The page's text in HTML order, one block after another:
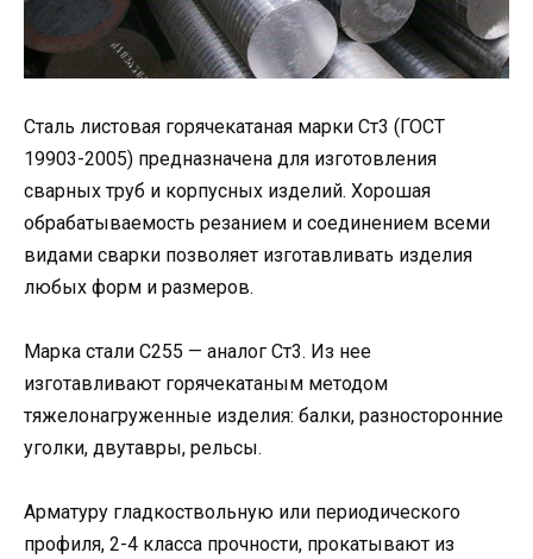
Сталь листовая горячекатаная марки Ст3 (ГОСТ
19903-2005) предназначена для изготовления
сварных труб и корпусных изделий. Хорошая
обрабатываемость резанием и соединением всеми
видами сварки позволяет изготавливать изделия
любых форм и размеров.
Марка стали С255 — аналог Ст3. Из нее
изготавливают горячекатаным методом
тяжелонагруженные изделия: балки, разносторонние
уголки, двутавры, рельсы.
Арматуру гладкоствольную или периодического
профиля, 2-4 класса прочности, прокатывают из